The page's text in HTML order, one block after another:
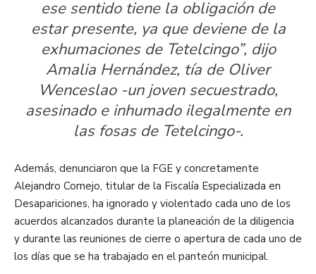
ese sentido tiene la obligación de
estar presente, ya que deviene de la
exhumaciones de Tetelcingo”, dijo
Amalia Hernández, tía de Oliver
Wenceslao -un joven secuestrado,
asesinado e inhumado ilegalmente en
las fosas de Tetelcingo-.
Además, denunciaron que la FGE y concretamente
Alejandro Cornejo, titular de la Fiscalía Especializada en
Desapariciones, ha ignorado y violentado cada uno de los
acuerdos alcanzados durante la planeación de la diligencia
y durante las reuniones de cierre o apertura de cada uno de
los días que se ha trabajado en el panteón municipal.